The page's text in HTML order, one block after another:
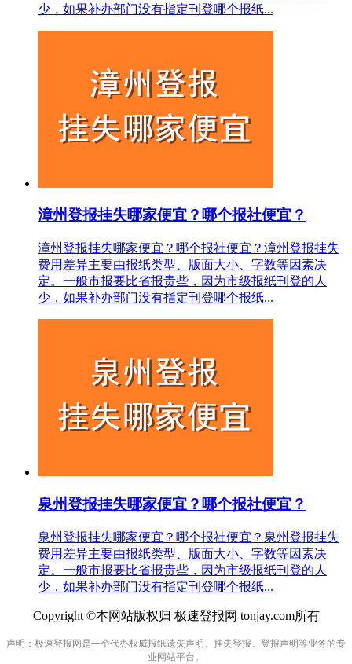
少，如果补办部门没有指定刊登哪个报纸...
漳州登报挂失哪家便宜？哪个报社便宜？
漳州登报挂失哪家便宜？哪个报社便宜？漳州登报挂失
费用差异主要由报纸类型、版面大小、字数等因素决
定。一般市报要比省报贵些，因为市级报纸刊登的人
少，如果补办部门没有指定刊登哪个报纸...
泉州登报挂失哪家便宜？哪个报社便宜？
泉州登报挂失哪家便宜？哪个报社便宜？泉州登报挂失
费用差异主要由报纸类型、版面大小、字数等因素决
定。一般市报要比省报贵些，因为市级报纸刊登的人
少，如果补办部门没有指定刊登哪个报纸...
Copyright ©本网站版权归 极速登报网 tonjay.com所有
声明：极速登报网是一个代办权威报纸遗失声明、挂失登报、登报声明等业务的专
业网站平台。